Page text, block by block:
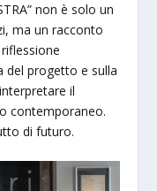
non è solo un
ma un racconto
del progetto e sulla
il
contemporaneo.
di futuro.